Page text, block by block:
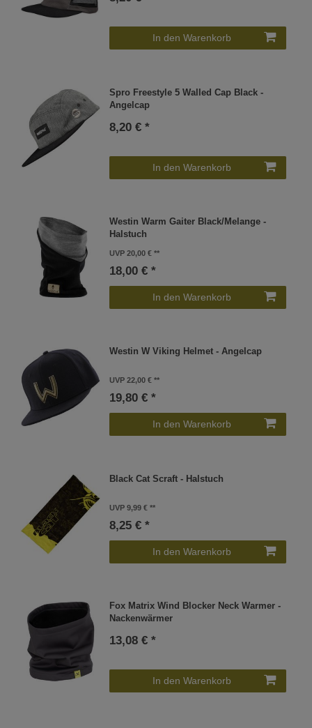
In den Warenkorb
Spro Freestyle 5 Walled Cap Black -
Angelcap
8,20 € *
In den Warenkorb
Westin Warm Gaiter Black/Melange -
Halstuch
UVP 20,00 €
18,00 € *
In den Warenkorb
Westin W Viking Helmet - Angelcap
UVP 22,00 €
19,80 € *
In den Warenkorb
Black Cat Scraft - Halstuch
UVP 9,99 €
8,25 € *
In den Warenkorb
Fox Matrix Wind Blocker Neck Warmer -
Nackenwärmer
13,08 € *
In den Warenkorb